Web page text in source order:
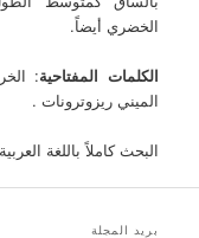
الخضري أيضاً.
الكلمات المفتاحية:
الميني ريزوترونات .
البحث كاملاً باللغة
بريد المجلة